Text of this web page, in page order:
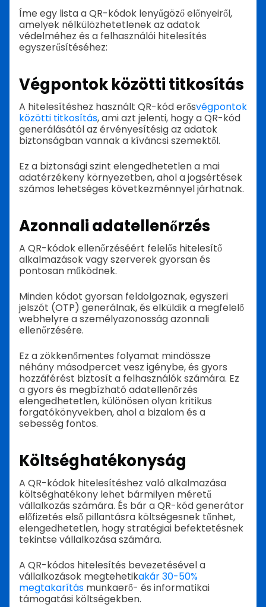
Íme egy lista a QR-kódok lenyűgöző előnyeiről,
amelyek nélkülözhetetlenek az adatok
védelméhez és a felhasználói hitelesítés
egyszerűsítéséhez:
Végpontok közötti titkosítás
A hitelesítéshez használt QR-kód erősvégpontok
közötti titkosítás, ami azt jelenti, hogy a QR-kód
generálásától az érvényesítésig az adatok
biztonságban vannak a kíváncsi szemektől.
Ez a biztonsági szint elengedhetetlen a mai
adatérzékeny környezetben, ahol a jogsértések
számos lehetséges következménnyel járhatnak.
Azonnali adatellenőrzés
A QR-kódok ellenőrzéséért felelős hitelesítő
alkalmazások vagy szerverek gyorsan és
pontosan működnek.
Minden kódot gyorsan feldolgoznak, egyszeri
jelszót (OTP) generálnak, és elküldik a megfelelő
webhelyre a személyazonosság azonnali
ellenőrzésére.
Ez a zökkenőmentes folyamat mindössze
néhány másodpercet vesz igénybe, és gyors
hozzáférést biztosít a felhasználók számára. Ez
a gyors és megbízható adatellenőrzés
elengedhetetlen, különösen olyan kritikus
forgatókönyvekben, ahol a bizalom és a
sebesség fontos.
Költséghatékonyság
A QR-kódok hitelesítéshez való alkalmazása
költséghatékony lehet bármilyen méretű
vállalkozás számára. És bár a QR-kód generátor
előfizetés első pillantásra költségesnek tűnhet,
elengedhetetlen, hogy stratégiai befektetésnek
tekintse vállalkozása számára.
A QR-kódos hitelesítés bevezetésével a
vállalkozások megtehetikakár 30-50%
megtakarítás munkaerő- és informatikai
támogatási költségekben.